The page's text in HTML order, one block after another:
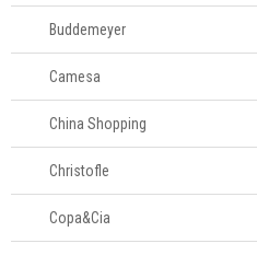
Buddemeyer
Camesa
China Shopping
Christofle
Copa&Cia